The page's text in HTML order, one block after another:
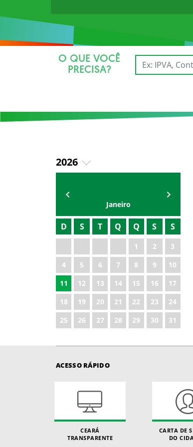
O QUE VOCÊ
PRECISA?
2026
Janeiro
D S T Q Q S S
1 2
3
4
5 6 7 8 9
10
11
12 13 14 15 16
17
18
19 20 21 22 23
24
25
26 27 28 29 30 31
ACESSO RÁPIDO
CEARÁ
TRANSPARENTE
CARTA DE
DO